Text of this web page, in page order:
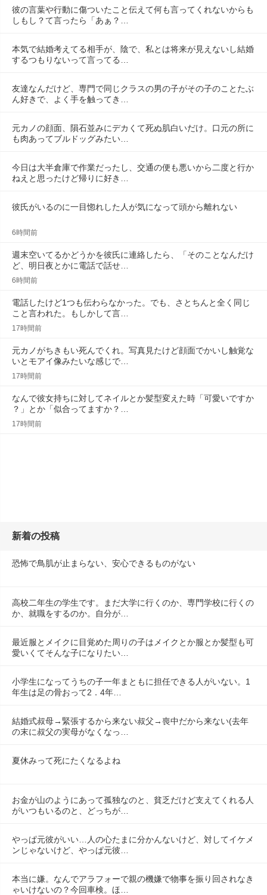
彼の言葉や行動に傷ついたこと伝えて何も言ってくれないからも
しもし？て言ったら「あぁ？…
本気で結婚考えてる相手が、陰で、私とは将来が見えないし結婚
するつもりないって言ってる…
友達なんだけど、専門で同じクラスの男の子がその子のことたぶ
ん好きで、よく手を触ってき…
元カノの顔面、隕石並みにデカくて死ぬ肌白いだけ。口元の所に
も肉あってブルドッグみたい…
今日は大半倉庫で作業だったし、交通の便も悪いから二度と行か
ねえと思ったけど帰りに好き…
彼氏がいるのに一目惚れした人が気になって頭から離れない
6時間前
週末空いてるかどうかを彼氏に連絡したら、「そのことなんだけ
ど、明日夜とかに電話で話せ…
6時間前
電話したけど1つも伝わらなかった。でも、さとちんと全く同じ
こと言われた。もしかして言…
17時間前
元カノがちきもい死んでくれ。写真見たけど顔面でかいし触覚な
いとモアイ像みたいな感じで…
17時間前
なんで彼女持ちに対してネイルとか髪型変えた時「可愛いですか
？」とか「似合ってますか？…
17時間前
新着の投稿
恐怖で鳥肌が止まらない、安心できるものがない
高校二年生の学生です。まだ大学に行くのか、専門学校に行くの
か、就職をするのか。自分が…
最近服とメイクに目覚めた周りの子はメイクとか服とか髪型も可
愛いくてそんな子になりたい…
小学生になってうちの子一年まともに担任できる人がいない。1
年生は足の骨おって2．4年…
結婚式叔母→緊張するから来ない叔父→喪中だから来ない(去年
の末に叔父の実母がなくなっ…
夏休みって死にたくなるよね
お金が山のようにあって孤独なのと、貧乏だけど支えてくれる人
がいつもいるのと、どっちが…
やっぱ元彼がいい…人の心たまに分かんないけど、対してイケメ
ンじゃないけど、やっぱ元彼…
本当に嫌。なんでアラフォーで親の機嫌で物事を振り回されなき
ゃいけないの？今回車検。ほ…